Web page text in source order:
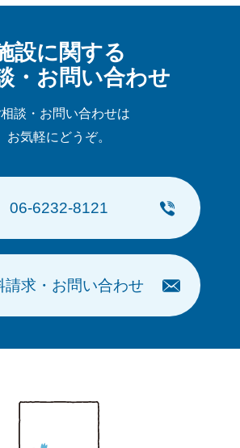
設に関する
・お問い合わせ
相談・お問い合わせは
お気軽にどうぞ。
06-6232-8121
請求・お問い合わせ